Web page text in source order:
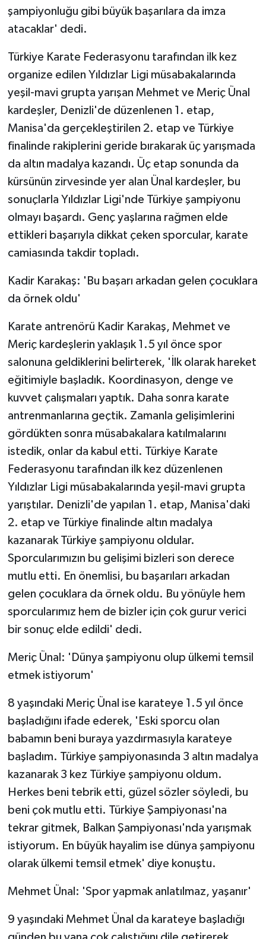
şampiyonluğu gibi büyük başarılara da imza
atacaklar' dedi.
Türkiye Karate Federasyonu tarafından ilk kez
organize edilen Yıldızlar Ligi müsabakalarında
yeşil-mavi grupta yarışan Mehmet ve Meriç Ünal
kardeşler, Denizli'de düzenlenen 1. etap,
Manisa'da gerçekleştirilen 2. etap ve Türkiye
finalinde rakiplerini geride bırakarak üç yarışmada
da altın madalya kazandı. Üç etap sonunda da
kürsünün zirvesinde yer alan Ünal kardeşler, bu
sonuçlarla Yıldızlar Ligi'nde Türkiye şampiyonu
olmayı başardı. Genç yaşlarına rağmen elde
ettikleri başarıyla dikkat çeken sporcular, karate
camiasında takdir topladı.
Kadir Karakaş: 'Bu başarı arkadan gelen çocuklara
da örnek oldu'
Karate antrenörü Kadir Karakaş, Mehmet ve
Meriç kardeşlerin yaklaşık 1.5 yıl önce spor
salonuna geldiklerini belirterek, 'İlk olarak hareket
eğitimiyle başladık. Koordinasyon, denge ve
kuvvet çalışmaları yaptık. Daha sonra karate
antrenmanlarına geçtik. Zamanla gelişimlerini
gördükten sonra müsabakalara katılmalarını
istedik, onlar da kabul etti. Türkiye Karate
Federasyonu tarafından ilk kez düzenlenen
Yıldızlar Ligi müsabakalarında yeşil-mavi grupta
yarıştılar. Denizli'de yapılan 1. etap, Manisa'daki
2. etap ve Türkiye finalinde altın madalya
kazanarak Türkiye şampiyonu oldular.
Sporcularımızın bu gelişimi bizleri son derece
mutlu etti. En önemlisi, bu başarıları arkadan
gelen çocuklara da örnek oldu. Bu yönüyle hem
sporcularımız hem de bizler için çok gurur verici
bir sonuç elde edildi' dedi.
Meriç Ünal: 'Dünya şampiyonu olup ülkemi temsil
etmek istiyorum'
8 yaşındaki Meriç Ünal ise karateye 1.5 yıl önce
başladığını ifade ederek, 'Eski sporcu olan
babamın beni buraya yazdırmasıyla karateye
başladım. Türkiye şampiyonasında 3 altın madalya
kazanarak 3 kez Türkiye şampiyonu oldum.
Herkes beni tebrik etti, güzel sözler söyledi, bu
beni çok mutlu etti. Türkiye Şampiyonası'na
tekrar gitmek, Balkan Şampiyonası'nda yarışmak
istiyorum. En büyük hayalim ise dünya şampiyonu
olarak ülkemi temsil etmek' diye konuştu.
Mehmet Ünal: 'Spor yapmak anlatılmaz, yaşanır'
9 yaşındaki Mehmet Ünal da karateye başladığı